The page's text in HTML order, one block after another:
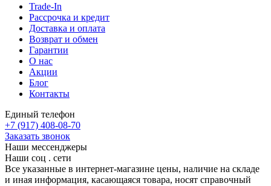
Trade-In
Рассрочка и кредит
Доставка и оплата
Возврат и обмен
Гарантии
О нас
Акции
Блог
Контакты
Единый телефон
+7 (917) 408-08-70
Заказать звонок
Наши мессенджеры
Наши соц . сети
Все указанные в интернет-магазине цены, наличие на складе
и иная информация, касающаяся товара, носят справочный